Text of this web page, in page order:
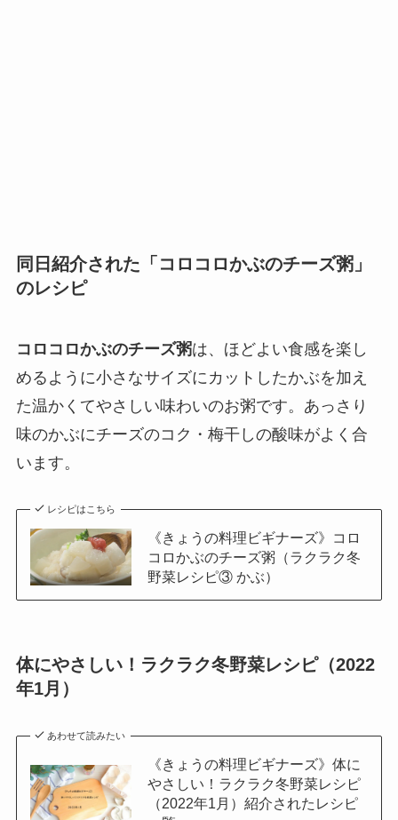
同日紹介された「コロコロかぶのチーズ粥」
のレシピ
コロコロかぶのチーズ粥は、ほどよい食感を楽し
めるように小さなサイズにカットしたかぶを加え
た温かくてやさしい味わいのお粥です。あっさり
味のかぶにチーズのコク・梅干しの酸味がよく合
います。
レシピはこちら
《きょうの料理ビギナーズ》コロ
コロかぶのチーズ粥（ラクラク冬
野菜レシピ③ かぶ）
体にやさしい！ラクラク冬野菜レシピ（2022
年1月）
あわせて読みたい
《きょうの料理ビギナーズ》体に
やさしい！ラクラク冬野菜レシピ
（2022年1月）紹介されたレシピ